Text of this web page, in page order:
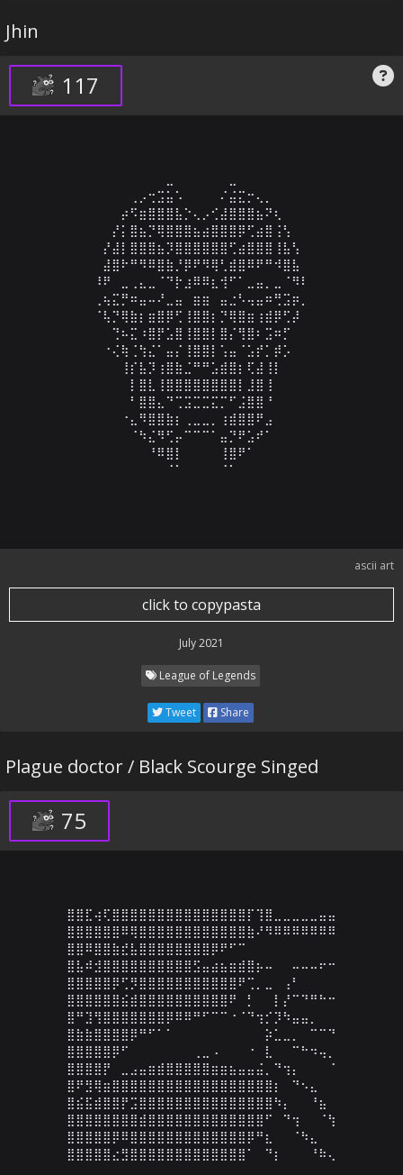
Jhin
117
⠀⠀⠀⠀⠀⠀⠀⠀⠀⠀⠀⠀⢀⡠⢒⣩⣥⠡⠀⠀⠀⠀⠌⣬⣍⡒⢄⡀⠀⠀⠀⠀⠀⠀⠀⠀⠀⠀⠀⠀
⠀⠀⠀⠀⠀⠀⠀⠀⠀⠀⠀⡴⠫⣶⣿⣿⣿⣧⡑⢄⡠⢊⣼⣿⣿⣿⣦⠝⢆⠀⠀⠀⠀⠀⠀⠀⠀⠀⠀⠀
⠀⠀⠀⠀⠀⠀⠀⠀⠀⠀⡜⡅⣿⣦⡙⢿⣿⣿⣿⣦⣴⣿⣿⣿⡿⢋⣴⣿⢨⢣⠀⠀⠀⠀⠀⠀⠀⠀⠀⠀
⠀⠀⠀⠀⠀⠀⠀⠀⠀⡜⣼⡇⣿⣿⣿⣦⡹⣿⣿⣿⣿⣿⣿⢋⣴⣿⣿⣿⢸⣧⢣⠀⠀⠀⠀⠀⠀⠀⠀⠀
⠀⠀⠀⠀⠀⠀⠀⠀⠀⣼⣿⠗⠛⠻⠿⣿⣷⡘⡿⠟⠻⢿⢃⣾⣿⠿⠟⠛⠺⣿⣧⠀⠀⠀⠀⠀⠀⠀⠀⠀
⠀⠀⠀⠀⠀⠀⠀⠀⠸⠟⠀⣀⢀⣄⣀⠈⠙⡗⣰⠿⠿⣆⢺⠋⠁⣀⣤⡀⣀⠈⠻⠇⠀⠀⠀⠀⠀⠀⠀⠀
⠀⠀⠀⠀⠀⠀⠀⠀⢀⢦⣍⡛⠶⣤⠤⠜⣀⣤⠀⣶⣶⠀⣤⣐⠣⢤⣤⠶⢛⣩⡶⡀⠀⠀⠀⠀⠀⠀⠀⠀
⠀⠀⠀⠀⠀⠀⠀⠀⠈⢧⡙⢿⣷⡆⣶⣿⡿⢋⢸⣿⣿⡆⡙⢿⣿⣶⢰⣾⡿⢋⡼⠀⠀⠀⠀⠀⠀⠀⠀⠀
⠀⠀⠀⠀⠀⠀⠀⠀⠀⠀⢙⠦⣍⠰⣿⡟⣡⣿⢸⣿⣿⡇⣿⡌⢻⣿⠆⣩⠶⡋⠀⠀⠀⠀⠀⠀⠀⠀⠀⠀
⠀⠀⠀⠀⠀⠀⠀⠀⠀⠐⢌⢷⢈⢳⣌⠁⣤⡌⢸⣿⣿⡇⢡⣤⠈⣡⡞⡁⡾⡡⠀⠀⠀⠀⠀⠀⠀⠀⠀⠀
⠀⠀⠀⠀⠀⠀⠀⠀⠀⠀⠀⢸⡎⣧⡹⢰⣿⣷⣈⠛⠛⣡⣾⣿⡆⢏⣼⢸⡇⠀⠀⠀⠀⠀⠀⠀⠀⠀⠀⠀
⠀⠀⠀⠀⠀⠀⠀⠀⠀⠀⠀⠀⡇⣿⣇⢸⣿⣿⣿⣿⣿⣿⣿⣿⡇⣸⣿⢸⠀⠀⠀⠀⠀⠀⠀⠀⠀⠀⠀⠀
⠀⠀⠀⠀⠀⠀⠀⠀⠀⠀⠀⠀⠃⣿⣿⣄⠙⢉⣩⣉⣉⣍⡉⠋⣨⣿⣿⠘⠀⠀⠀⠀⠀⠀⠀⠀⠀⠀⠀⠀
⠀⠀⠀⠀⠀⠀⠀⠀⠀⠀⠀⠐⣄⠻⣿⣿⣷⡆⢀⣀⣀⡀⢰⣾⣿⣿⠟⣠⠀⠀⠀⠀⠀⠀⠀⠀⠀⠀⠀⠀
⠀⠀⠀⠀⠀⠀⠀⠀⠀⠀⠀⠀⠈⠳⣌⠻⢋⡤⠉⠉⠉⠁⣤⡙⠟⣡⠞⠁⠀⠀⠀⠀⠀⠀⠀⠀⠀⠀⠀⠀
⠀⠀⠀⠀⠀⠀⠀⠀⠀⠀⠀⠀⠀⠀⠘⠿⣿⡇⠀⠀⠀⠀⢸⣿⠟⠁⠀⠀⠀⠀⠀⠀⠀⠀⠀⠀⠀⠀⠀⠀
⠀⠀⠀⠀⠀⠀⠀⠀⠀⠀⠀⠀⠀⠀⠀⠀⠈⠁⠀⠀⠀⠀⠈⠁⠀⠀⠀⠀⠀⠀⠀⠀⠀⠀⠀⠀⠀⠀⠀⠀
ascii art
click to copypasta
July 2021
League of Legends
Tweet Share
Plague doctor / Black Scourge Singed
75
⣿⣿⣏⢴⢏⣿⣿⣿⣿⣿⣿⣿⣿⣿⣿⣿⣿⣿⣿⣿⡏⢹⣿⣀⣀⣀⣀⣀⣤⣤
⣿⣿⣿⣿⣿⣿⠿⢿⣿⣿⣿⣿⣿⣿⣿⣿⣿⣿⣿⣿⣷⠜⠻⠿⠿⠿⠿⠿⠿⠿
⣿⣿⠿⣿⣿⣷⣞⣧⣿⣿⣿⣿⣿⣿⣿⣿⡿⠟⠋⠉⠀⠀⠀⠀⠀⠀⠀⠀⠀⠀
⣿⣧⠾⣺⣿⣿⣿⣿⣿⣿⣿⣿⣿⣿⣫⣤⣴⣦⣶⣾⣿⡦⠤⠀⠀⠤⠤⠤⠖⠒
⣿⣿⣿⣿⣿⡿⢋⡻⣿⣿⣿⣿⣿⣿⣿⣿⣿⣿⣿⠟⢉⡀⣀⠀⢠⠃⠀⠀⠀⠀
⣿⣿⣿⣿⣿⣿⣮⣾⣿⣿⣿⣿⣿⣿⣿⣿⣿⣿⠟⠀⡃⠀⠀⡇⡜⠉⠙⠛⠓⠒
⣿⠛⣹⢻⣿⣿⣿⣿⣿⣿⣿⡿⠿⠿⠛⠋⠉⠉⠐⠈⠙⢲⡊⡹⠳⣤⣤⡀⠀⠀
⣿⣷⣷⣿⣿⣿⣿⡿⠛⠋⠁⠁⠀⠀⠀⠀⠀⠀⠀⠀⠀⠀⡵⣁⣀⡀⠀⠉⠉⠙
⣿⣿⣿⣿⣿⡿⠋⠀⠀⠀⠀⠀⠀⠀⢀⣀⠠⠀⠀⠀⠐⠀⣇⠀⠀⠉⠓⠲⢤⡀
⣿⣿⣿⣿⡟⠀⣀⣠⣤⣶⣾⣿⣿⣿⣿⣿⣶⣶⣦⣤⣤⣬⡀⠙⢲⡄⠀⠀⠀⠈
⣿⠟⣻⢿⣶⣿⣿⣿⣿⣿⣿⣿⣿⣿⣿⣿⣿⣿⣿⣿⣿⣿⣿⡆⠀⠙⠢⣄⠀⠀
⣿⣮⣯⣾⣿⣿⡟⣩⣿⣿⣿⣿⣿⣿⣿⣿⣿⣿⣿⣿⣿⣿⣿⠳⡄⠀⠀⠘⣦⠀
⣿⣿⣿⣿⣿⣿⣿⣿⣾⣿⣿⣿⣿⣿⣿⣿⣿⣿⣿⣿⣿⣿⠋⠀⠙⢲⠀⠀⠈⢳
⣿⣿⣿⣿⣿⡿⠿⣿⣿⣿⣿⣿⣿⣿⣿⣿⣿⣿⣿⣿⡿⠛⣆⠀⠀⠈⠳⣄⠀⠀
⣿⣿⣿⣿⣿⣔⣻⣿⣿⣿⣿⣿⣿⣿⣿⣿⣿⣿⣿⣿⠁⠀⠙⡆⠀⠀⠀⠘⠷⢄